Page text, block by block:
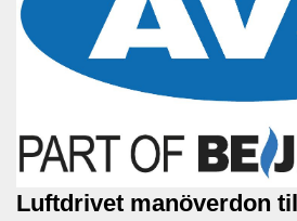
Luftdrivet manöverdon